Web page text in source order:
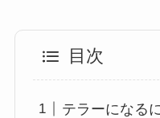
目次
テラーになる